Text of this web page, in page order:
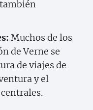
Muchos de los
de Verne se
de viajes de
y el